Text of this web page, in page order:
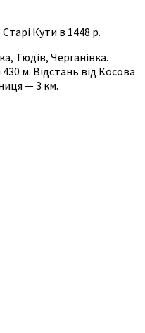
Кути в 1448 р.
Тюдів, Черганівка.
м. Відстань від Косова
— 3 км.